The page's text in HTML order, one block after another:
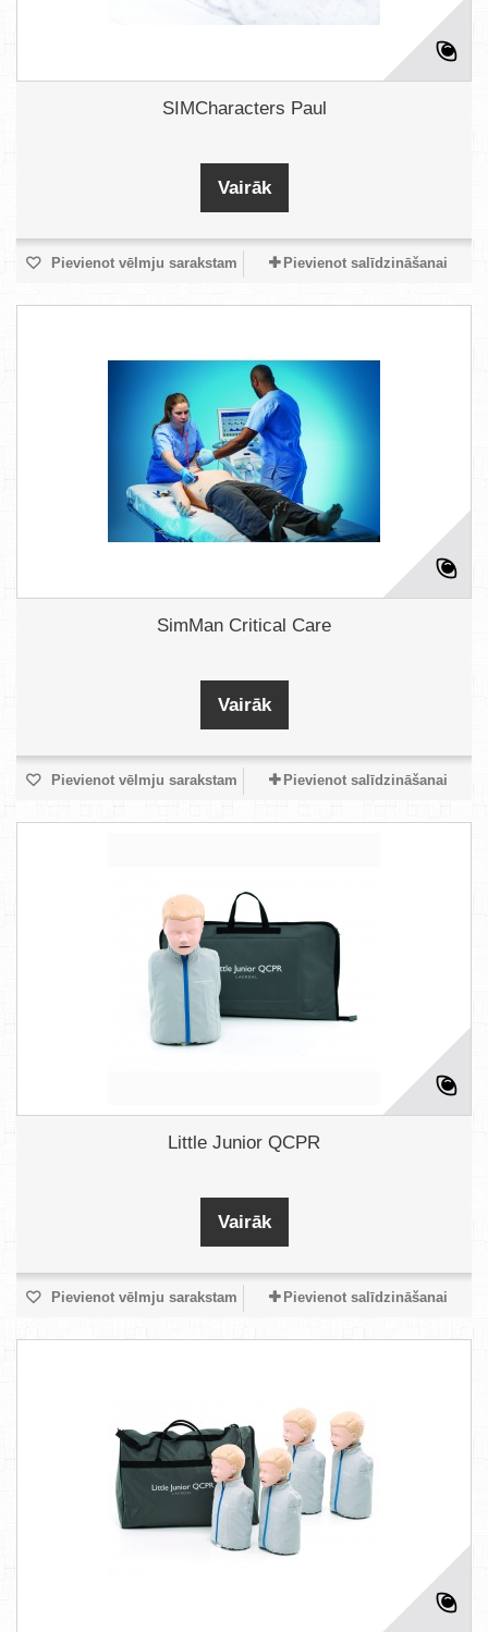
SIMCharacters Paul
Vairāk
Pievienot vēlmju sarakstam Pievienot salīdzināšanai
SimMan Critical Care
Vairāk
Pievienot vēlmju sarakstam Pievienot salīdzināšanai
Little Junior QCPR
Vairāk
Pievienot vēlmju sarakstam Pievienot salīdzināšanai